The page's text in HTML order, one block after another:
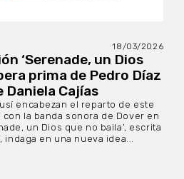
18/03/2026
‘Serenade, un Dios
prima de Pedro Díaz
Cajías
encabezan el reparto de este
la banda sonora de Dover en
un Dios que no baila’, escrita
en una nueva idea...